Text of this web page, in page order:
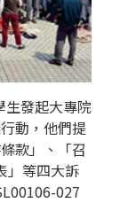
生發起大專院
動，他們提
款」、「召
」等四大訴
027